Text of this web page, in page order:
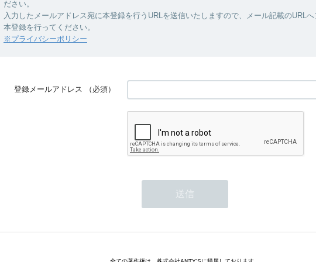
ださい。
入力したメールアドレス宛に本登録を行うURLを送信いたしますので、メール記載のURLへ
本登録を行ってください。
※プライバシーポリシー
登録メールアドレス （必須）